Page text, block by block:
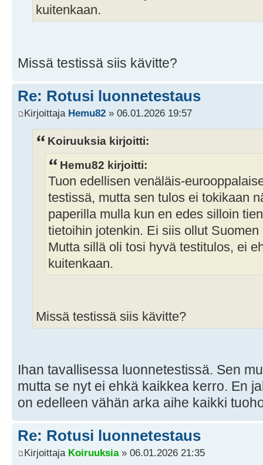
kuitenkaan.
Missä testissä siis kävitte?
Re: Rotusi luonnetestaus
Kirjoittaja Hemu82 » 06.01.2026 19:57
Koiruuksia kirjoitti:
Hemu82 kirjoitti:
Tuon edellisen venäläis-
testissä, mutta sen tulos ei tokikaan
paperilla mulla kun en edes silloin
tietoihin jotenkin. Ei siis ollut
Mutta sillä oli tosi hyvä testitulos, ei
kuitenkaan.
Missä testissä siis kävitte?
Ihan tavallisessa luonnetestissä. Sen
mutta se nyt ei ehkä kaikkea kerro. En
on edelleen vähän arka aihe kaikki
Re: Rotusi luonnetestaus
Kirjoittaja Koiruuksia» 06.01.2026 21:35